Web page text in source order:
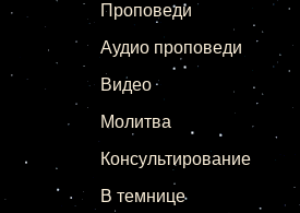
Проповеди
Аудио проповеди
Видео
Молитва
Консультирование
В темнице